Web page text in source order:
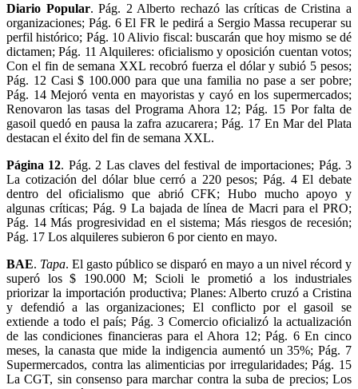
Diario Popular. Pág. 2 Alberto rechazó las críticas de Cristina a
organizaciones; Pág. 6 El FR le pedirá a Sergio Massa recuperar su
perfil histórico; Pág. 10 Alivio fiscal: buscarán que hoy mismo se dé
dictamen; Pág. 11 Alquileres: oficialismo y oposición cuentan votos;
Con el fin de semana XXL recobró fuerza el dólar y subió 5 pesos;
Pág. 12 Casi $ 100.000 para que una familia no pase a ser pobre;
Pág. 14 Mejoró venta en mayoristas y cayó en los supermercados;
Renovaron las tasas del Programa Ahora 12; Pág. 15 Por falta de
gasoil quedó en pausa la zafra azucarera; Pág. 17 En Mar del Plata
destacan el éxito del fin de semana XXL.
Página 12. Pág. 2 Las claves del festival de importaciones; Pág. 3
La cotización del dólar blue cerró a 220 pesos; Pág. 4 El debate
dentro del oficialismo que abrió CFK; Hubo mucho apoyo y
algunas críticas; Pág. 9 La bajada de línea de Macri para el PRO;
Pág. 14 Más progresividad en el sistema; Más riesgos de recesión;
Pág. 17 Los alquileres subieron 6 por ciento en mayo.
BAE. Tapa. El gasto público se disparó en mayo a un nivel récord y
superó los $ 190.000 M; Scioli le prometió a los industriales
priorizar la importación productiva; Planes: Alberto cruzó a Cristina
y defendió a las organizaciones; El conflicto por el gasoil se
extiende a todo el país; Pág. 3 Comercio oficializó la actualización
de las condiciones financieras para el Ahora 12; Pág. 6 En cinco
meses, la canasta que mide la indigencia aumentó un 35%; Pág. 7
Supermercados, contra las alimenticias por irregularidades; Pág. 15
La CGT, sin consenso para marchar contra la suba de precios; Los